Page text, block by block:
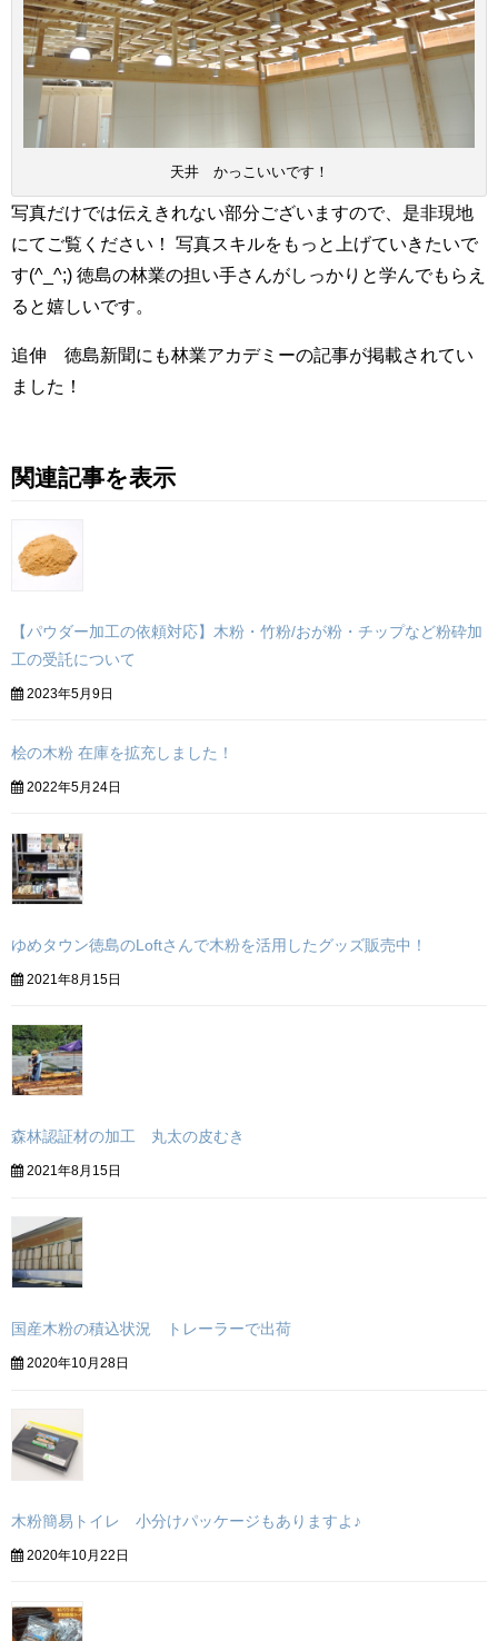
天井 かっこいいです！
写真だけでは伝えきれない部分ございますので、是非現地
にてご覧ください！ 写真スキルをもっと上げていきたいで
す(^_^;) 徳島の林業の担い手さんがしっかりと学んでもらえ
ると嬉しいです。
追伸 徳島新聞にも林業アカデミーの記事が掲載されてい
ました！
関連記事を表示
【パウダー加工の依頼対応】木粉・竹粉/おが粉・チップなど粉砕加
工の受託について
2023年5月9日
桧の木粉 在庫を拡充しました！
2022年5月24日
ゆめタウン徳島のLoftさんで木粉を活用したグッズ販売中！
2021年8月15日
森林認証材の加工 丸太の皮むき
2021年8月15日
国産木粉の積込状況 トレーラーで出荷
2020年10月28日
木粉簡易トイレ 小分けパッケージもありますよ♪
2020年10月22日